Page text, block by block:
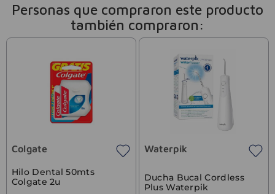
Personas que compraron este producto
también compraron:
Colgate
Hilo Dental 50mts
Colgate 2u
Waterpik
Ducha Bucal Cordless
Plus Waterpik